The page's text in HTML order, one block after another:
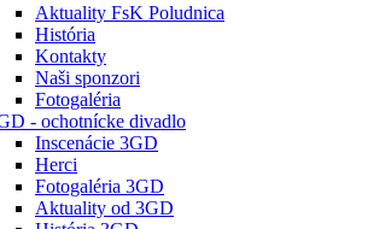
Aktuality FsK Poludnica
História
Kontakty
Naši sponzori
Fotogaléria
- ochotnícke divadlo
Inscenácie 3GD
Herci
Fotogaléria 3GD
Aktuality od 3GD